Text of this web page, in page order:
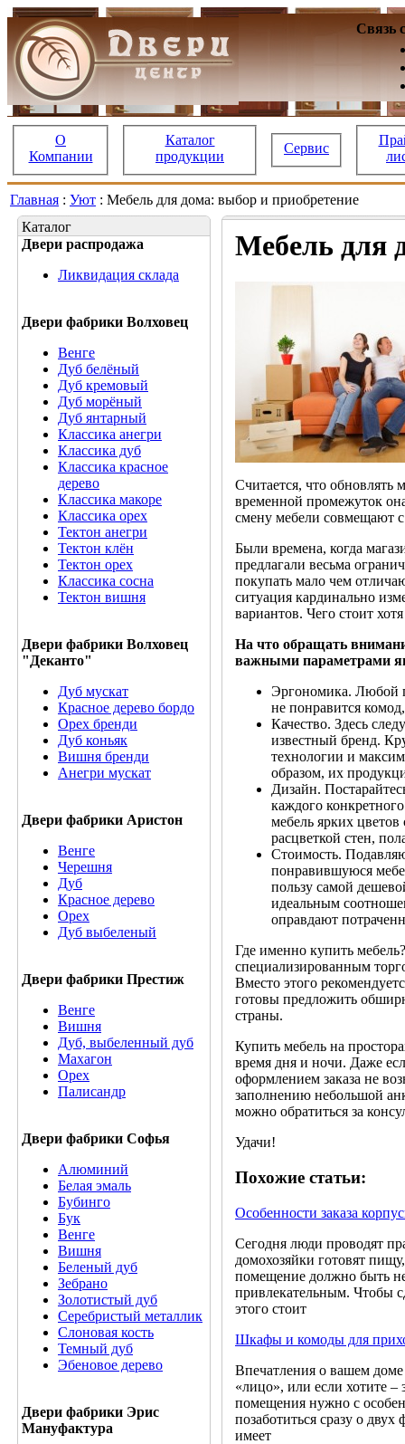
Связь
О
Компании
Каталог
продукции
Сервис
Главная : Уют : Мебель для дома: выбор и приобретение
Каталог
Двери распродажа
Ликвидация склада
Двери фабрики Волховец
Венге
Дуб белёный
Дуб кремовый
Дуб морёный
Дуб янтарный
Классика анегри
Классика дуб
Классика красное
дерево
Классика макоре
Классика орех
Тектон анегри
Тектон клён
Тектон орех
Классика сосна
Тектон вишня
Двери фабрики Волховец
"Деканто"
Дуб мускат
Красное дерево бордо
Орех бренди
Дуб коньяк
Вишня бренди
Анегри мускат
Двери фабрики Аристон
Венге
Черешня
Дуб
Красное дерево
Орех
Дуб выбеленый
Двери фабрики Престиж
Венге
Вишня
Дуб, выбеленный дуб
Махагон
Орех
Палисандр
Двери фабрики Софья
Алюминий
Белая эмаль
Бубинго
Бук
Венге
Вишня
Беленый дуб
Зебрано
Золотистый дуб
Серебристый металлик
Слоновая кость
Темный дуб
Эбеновое дерево
Двери фабрики Эрис
Мануфактура
Мебель для
Считается, что
временной промежуток
смену мебели совмещают
Были времена, когда
предлагали весьма
покупать мало чем
ситуация кардинально
вариантов. Чего стоит
На что обращать
важными параметрами
Эргономика. Любой
не понравится
Качество. Здесь
известный бренд.
технологии и
образом, их
Дизайн.
каждого
мебель ярких цветов
расцветкой стен,
Стоимость.
понравившуюся
пользу самой
идеальным
оправдают
Где именно купить
специализированным
Вместо этого
готовы предложить
страны.
Купить мебель на
время дня и ночи. Даже
оформлением заказа не
заполнению небольшой
можно обратиться за
Удачи!
Похожие статьи:
Особенности заказа
Сегодня люди проводят
домохозяйки готовят
помещение должно быть
привлекательным. Чтобы
этого стоит
Шкафы и комоды для
Впечатления о вашем
«лицо», или если хотите
помещения нужно с
позаботиться сразу о
имеет